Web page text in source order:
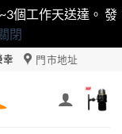
個工作天送達。 發
閉
幸 門市地址